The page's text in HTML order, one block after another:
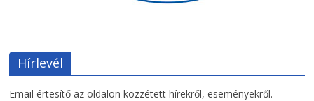
Hírlevél
Email értesítő az oldalon közzétett hírekről, eseményekről.